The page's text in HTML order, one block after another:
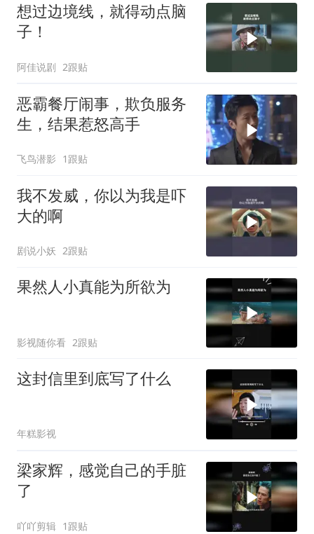
想过边境线，就得动点脑
子！
阿佳说剧 2跟贴
恶霸餐厅闹事，欺负服务
生，结果惹怒高手
飞鸟潜影 1跟贴
我不发威，你以为我是吓
大的啊
剧说小妖 2跟贴
果然人小真能为所欲为
影视随你看 2跟贴
这封信里到底写了什么
年糕影视
梁家辉，感觉自己的手脏
了
吖吖剪辑 1跟贴